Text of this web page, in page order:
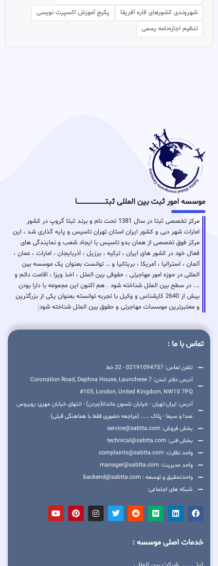
شهروندی کشورهای قاره آفریقا
پکیج آموزش اکسپرت نویسی
تنظیم اجازه‌نامه رسمی
موسسه امور ثبت بین المللی ثبتـــــــــــــــــــــــــــــا
مرکز تخصصی ثبتا در سال 1381 تحت نام و برند ثبتا گروپ در کشور
امارات شهر دبی و کشور ایران استان تهران تاسیس و پایه گذاری شد ، این
مرکز فوق تخصصی از همان بدو تاسیس با ایجاد شعب و نمایندگی های
فعال خود در کشور های ایران ، ترکیه ، برزیل ، اذربایجان ، امارات ، عمان ،
آلمان ، استرالیا ، آمریکا ، بریتانیا و … توانست بعنوان یک موسسه بین
المللی در حوزه امور مهاجرتی ، حقوقی بین الملل ، اخذ ویزا ، اقامت دائم و
…. در سطح بین الملل شناخته شود . هم اکنون این مجموعه با دارا بودن
بیش از 2640 کارشناس و وکیل با تجربه توانسته بعنوان یکی از بزرگترین
و معتبرترین موسسات مهاجرتی و حقوق بین الملل شناخته شود.
تماس با ما :
تلفن تماس: 02191094757 - 32 خط
آدرس دفتر لندن: 7 Coronation Road, Dephna House, Launchese
#105, London, United Kingdom, NW10 7PQ
آدرس: ایران-تهران - خیابان نلسون ماندلا(جردن) - انتهای خیابان مهری- روبروس
صدا و سیما - پلاک ...... (مراجعه حضوری فقط با هماهنگی قبلی)
بخش فروش: service@sabtta.com
بخش فنی: technical@sabtta.com
واحد نظارت: complaints@sabtta.com
واحد مدیریت: manager@sabtta.com
واحدتحقیق و توسعه : backend@sabtta.com
شبکه های اجتماعی:
خدمات اصلی موسسه :